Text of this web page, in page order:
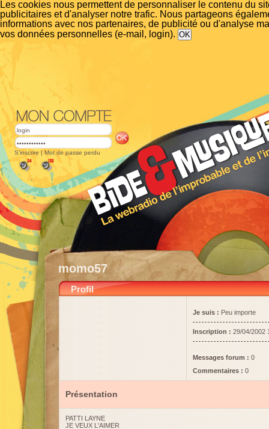
Les cookies nous permettent de personnaliser le contenu du
publicitaires et d'analyser notre trafic. Nous partageons
informations avec nos partenaires, de publicité ou d'analyse
vos données personnelles (e-mail, login).
S'inscrire | Mot de passe perdu
momo57
Profil
Je suis : Peu importe
Inscription : 29/04/2002
Messages forum : 0
Commentaires : 0
Présentation
PATTI LAYNE
JE VEUX L'AIMER